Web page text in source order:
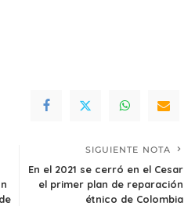
SIGUIENTE NOTA
En el 2021 se cerró en el Cesar
el primer plan de reparación
étnico de Colombia